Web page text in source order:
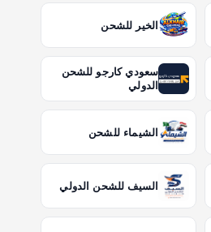
الخير للشحن
سعودي كارجو للشحن
الدولي
الشيماء للشحن
السيف للشحن الدولي